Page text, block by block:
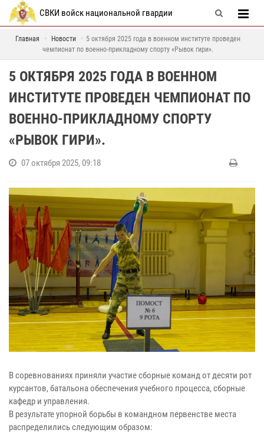
СВКИ войск национальной гвардии
Главная Новости
5 октября 2025 года в военном институте проведен
чемпионат по военно-прикладному спорту «Рывок гири».
5 ОКТЯБРЯ 2025 ГОДА В ВОЕННОМ
ИНСТИТУТЕ ПРОВЕДЕН ЧЕМПИОНАТ ПО
ВОЕННО-ПРИКЛАДНОМУ СПОРТУ
«РЫВОК ГИРИ».
07 октября 2025, 09:18
В соревнованиях приняли участие сборные команд от десяти рот
курсантов, батальона обеспечения учебного процесса, сборные
кафедр и управления.
В результате упорной борьбы в командном первенстве места
распределились следующим образом: